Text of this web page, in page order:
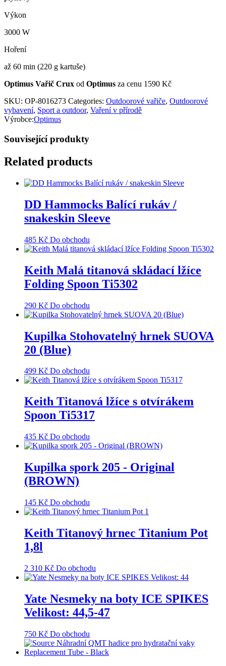
Výkon
3000 W
Hoření
až 60 min (220 g kartuše)
Optimus Vařič Crux od Optimus za cenu 1590 Kč
SKU: OP-8016273 Categories: Outdoorové vařiče, Outdoorové
vybavení, Sport a outdoor, Vaření v přírodě
Výrobce:Optimus
Související produkty
Related products
DD Hammocks Balící rukáv /
snakeskin Sleeve
485 Kč Do obchodu
Keith Malá titanová skládací lžíce
Folding Spoon Ti5302
290 Kč Do obchodu
Kupilka Stohovatelný hrnek SUOVA
20 (Blue)
499 Kč Do obchodu
Keith Titanová lžíce s otvírákem
Spoon Ti5317
435 Kč Do obchodu
Kupilka spork 205 - Original
(BROWN)
145 Kč Do obchodu
Keith Titanový hrnec Titanium Pot
1,8l
2 310 Kč Do obchodu
Yate Nesmeky na boty ICE SPIKES
Velikost: 44,5-47
750 Kč Do obchodu